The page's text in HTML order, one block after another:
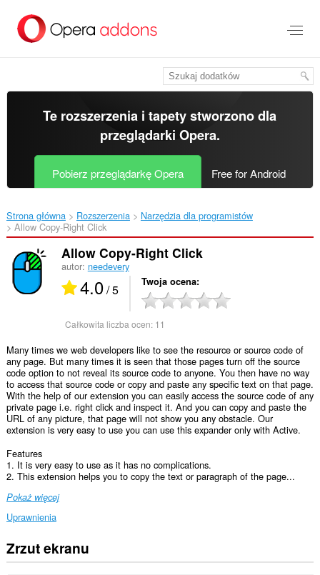
treści
Te rozszerzenia i tapety stworzono dla
przeglądarki Opera.
Pobierz przeglądarkę Opera Free for Android
Strona główna Rozszerzenia
Narzędzia dla programistów
Allow Copy-Right Click‎
Allow Copy-Right Click
autor: needevery
4.0/ 5 Twoja ocena
Całkowita liczba ocen: 11
Many times we web developers like to see the resource or source code of
any page. But many times it is seen that those pages turn off the source
code option to not reveal its source code to anyone. You then have no way
to access that source code or copy and paste any specific text on that page.
With the help of our extension you can easily access the source code of any
private page i.e. right click and inspect it. And you can copy and paste the
URL of any picture, that page will not show you any obstacle. Our
extension is very easy to use you can use this expander only with Active.
Features
1. It is very easy to use as it has no complications.
2. This extension helps you to copy the text or paragraph of the page...
Pokaż więcej
Uprawnienia
To
rozszerzenie
Zrzut ekranu